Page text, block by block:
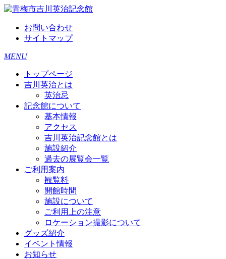
お問い合わせ
サイトマップ
MENU
トップページ
吉川英治とは
英治忌
記念館について
基本情報
アクセス
吉川英治記念館とは
施設紹介
過去の展覧会一覧
ご利用案内
観覧料
開館時間
施設について
ご利用上の注意
ロケーション撮影について
グッズ紹介
イベント情報
お知らせ